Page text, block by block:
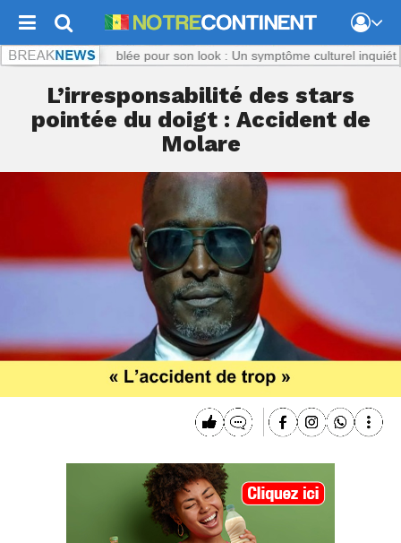
: Titi, ciblée pour son look : Un symptôme culturel inquiétant
L’irresponsabilité des stars
pointée du doigt : Accident de
Molare